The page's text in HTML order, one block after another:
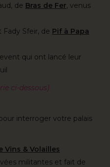
de Bras de Fer, venus
Sfeir, de Pif à Papa
qui ont lancé leur
ci-dessous)
interroger votre palais
Vins & Volailles
militantes et fait de